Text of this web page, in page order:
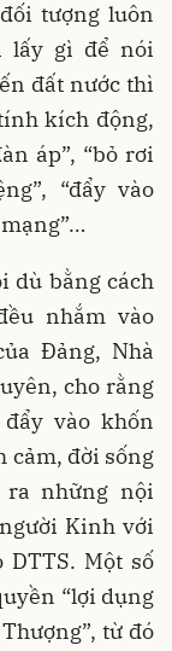
tượng luôn
lấy gì để nói
đất nước thì
kích động,
áp”, “bỏ rơi
“đẩy vào
dù bằng cách
nhắm vào
Đảng, Nhà
cho rằng
vào khốn
cảm, đời sống
ra những nội
Kinh với
DTTS. Một số
“lợi dụng
từ đó